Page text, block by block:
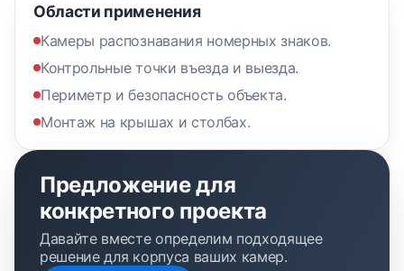
Области применения
Камеры распознавания номерных знаков.
Контрольные точки въезда и выезда.
Периметр и безопасность объекта.
Монтаж на крышах и столбах.
Предложение для
конкретного проекта
Давайте вместе определим подходящее
решение для корпуса ваших камер.